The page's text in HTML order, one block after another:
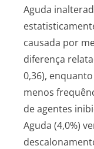
Aguda
causada por
diferença
0,36),
menos
de agentes
Aguda (4,0%)